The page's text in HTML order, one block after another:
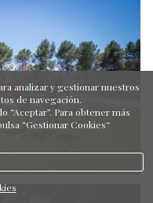
analizar y gestionar nuestros
de navegación.
“Aceptar”. Para obtener más
“Gestionar Cookies“